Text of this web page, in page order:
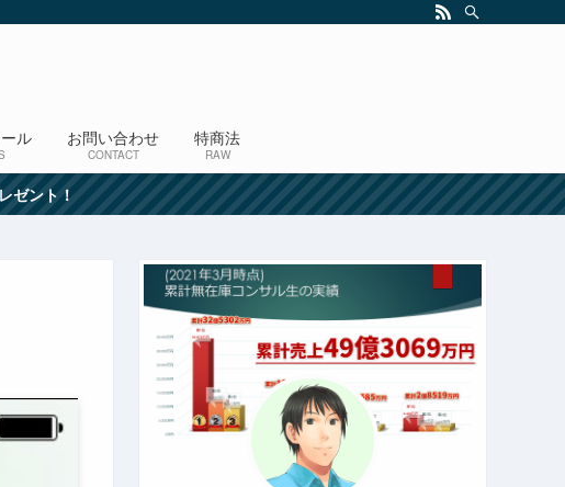
ル お問い合わせ
CONTACT
特商法
RAW
ゼント！